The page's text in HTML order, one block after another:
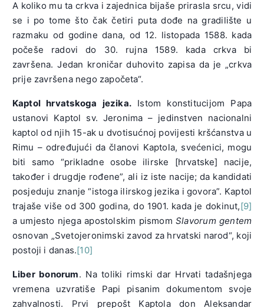
A koliko mu ta crkva i zajednica bijaše prirasla srcu, vidi
se i po tome što čak četiri puta dođe na gradilište u
razmaku od godine dana, od 12. listopada 1588. kada
počeše radovi do 30. rujna 1589. kada crkva bi
završena. Jedan kroničar duhovito zapisa da je „crkva
prije završena nego započeta“.
Kaptol hrvatskoga jezika. Istom konstitucijom Papa
ustanovi Kaptol sv. Jeronima – jedinstven nacionalni
kaptol od njih 15-ak u dvotisućnoj povijesti kršćanstva u
Rimu – određujući da članovi Kaptola, svećenici, mogu
biti samo “prikladne osobe ilirske [hrvatske] nacije,
također i drugdje rođene”, ali iz iste nacije; da kandidati
posjeduju znanje “istoga ilirskog jezika i govora”. Kaptol
trajaše više od 300 godina, do 1901. kada je dokinut,[9]
a umjesto njega apostolskim pismomSlavorum gentem
osnovan „Svetojeronimski zavod za hrvatski narod“, koji
postoji i danas.[10]
Liber bonorum. Na toliki rimski dar Hrvati tadašnjega
vremena uzvratiše Papi pisanim dokumentom svoje
zahvalnosti. Prvi prepošt Kaptola don Aleksandar